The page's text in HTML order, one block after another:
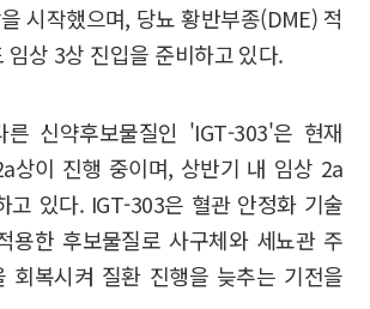
시작했으며, 당뇨 황반부종(DME) 적
임상 3상 진입을 준비하고 있다.
른 신약후보물질인 'IGT-303'은 현재
상이 진행 중이며, 상반기 내 임상 2a
고 있다. IGT-303은 혈관 안정화 기술
용한 후보물질로 사구체와 세뇨관 주
회복시켜 질환 진행을 늦추는 기전을